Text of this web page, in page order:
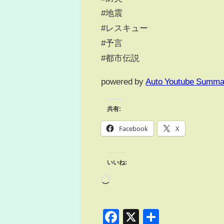
#地震
#レスキュー
#予言
#都市伝説
powered by Auto Youtube
共有:
Facebook X
いいね:
Facebook
X